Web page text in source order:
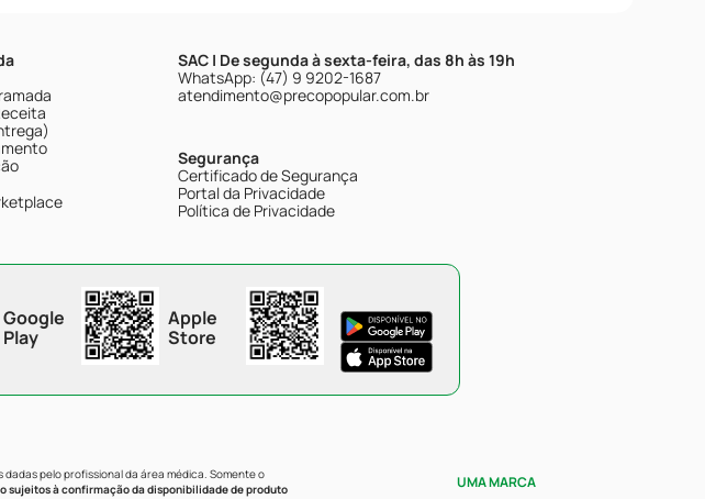
SAC | De segunda à sexta-feira, das 8h às 19h
WhatsApp: (47) 9 9202-1687
atendimento@precopopular.com.br
Segurança
Certificado de Segurança
Portal da Privacidade
Política de Privacidade
Google
Play
Apple
Store
pelo profissional da área médica. Somente o
sujeitos à confirmação da disponibilidade de produto
UMA MARCA